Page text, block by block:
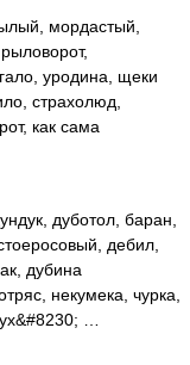
мордастый,
уродина, щеки
страхолюд,
как сама
дуботол, баран,
дебил,
дубина
некумека, чурка,
…